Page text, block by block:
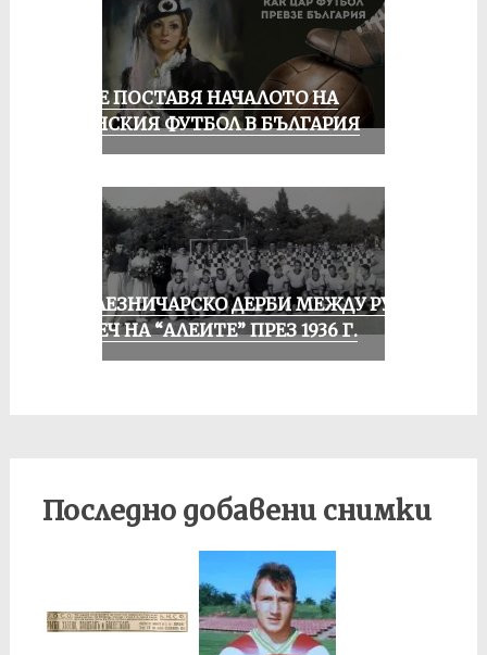
РУСЕ ПОСТАВЯ НАЧАЛОТО НА
ЖЕНСКИЯ ФУТБОЛ В БЪЛГАРИЯ
ЖЕЛЕЗНИЧАРСКО ДЕРБИ МЕЖДУ РУСЕ
И ПЕЧ НА “АЛЕИТЕ” ПРЕЗ 1936 Г.
Последно добавени снимки